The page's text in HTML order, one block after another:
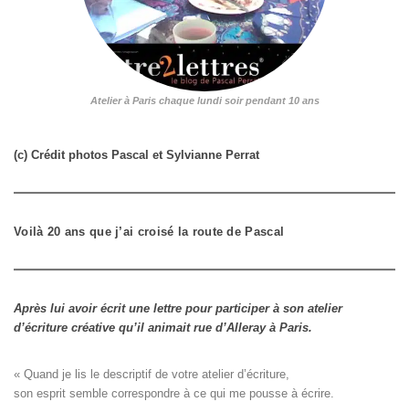
Atelier à Paris chaque lundi soir pendant 10 ans
(c) Crédit photos Pascal et Sylvianne Perrat
Voilà 20 ans que j’ai croisé la route de Pascal
Après lui avoir écrit une lettre pour participer à son atelier
d’écriture créative qu’il animait rue d’Alleray à Paris.
« Quand je lis le descriptif de votre atelier d’écriture,
son esprit semble correspondre à ce qui me pousse à écrire.